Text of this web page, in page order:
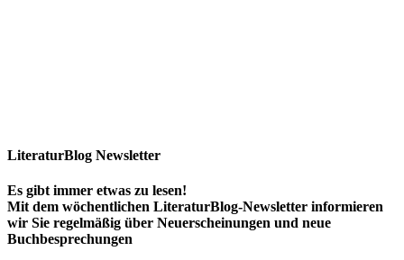
LiteraturBlog Newsletter
Es gibt immer etwas zu lesen!
Mit dem wöchentlichen LiteraturBlog-Newsletter informieren
wir Sie regelmäßig über Neuerscheinungen und neue
Buchbesprechungen